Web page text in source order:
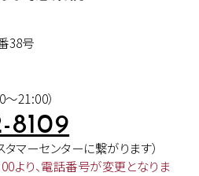
38号
21:00）
8109
タマーセンターに繋がります）
より、電話番号が変更となりま